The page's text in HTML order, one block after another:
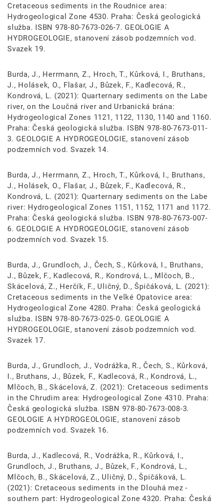
Cretaceous sediments in the Roudnice area:
Hydrogeological Zone 4530. Praha: Česká geologická
služba. ISBN 978-80-7673-026-7. GEOLOGIE A
HYDROGEOLOGIE, stanovení zásob podzemních vod.
Svazek 19.
Burda, J., Herrmann, Z., Hroch, T., Kůrková, I., Bruthans,
J., Holásek, O., Flašar, J., Bůzek, F., Kadlecová, R.,
Kondrová, L. (2021): Quarternary sediments on the Labe
river, on the Loučná river and Urbanická brána:
Hydrogeological Zones 1121, 1122, 1130, 1140 and 1160.
Praha: Česká geologická služba. ISBN 978-80-7673-011-
3. GEOLOGIE A HYDROGEOLOGIE, stanovení zásob
podzemních vod. Svazek 14.
Burda, J., Herrmann, Z., Hroch, T., Kůrková, I., Bruthans,
J., Holásek, O., Flašar, J., Bůzek, F., Kadlecová, R.,
Kondrová, L. (2021): Quarternary sediments on the Labe
river: Hydrogeological Zones 1151, 1152, 1171 and 1172.
Praha: Česká geologická služba. ISBN 978-80-7673-007-
6. GEOLOGIE A HYDROGEOLOGIE, stanovení zásob
podzemních vod. Svazek 15.
Burda, J., Grundloch, J., Čech, S., Kůrková, I., Bruthans,
J., Bůzek, F., Kadlecová, R., Kondrová, L., Mlčoch, B.,
Skácelová, Z., Herčík, F., Uličný, D., Špičáková, L. (2021):
Cretaceous sediments in the Velké Opatovice area:
Hydrogeological Zone 4280. Praha: Česká geologická
služba. ISBN 978-80-7673-025-0. GEOLOGIE A
HYDROGEOLOGIE, stanovení zásob podzemních vod.
Svazek 17.
Burda, J., Grundloch, J., Vodrážka, R., Čech, S., Kůrková,
I., Bruthans, J., Bůzek, F., Kadlecová, R., Kondrová, L.,
Mlčoch, B., Skácelová, Z. (2021): Cretaceous sediments
in the Chrudim area: Hydrogeological Zone 4310. Praha:
Česká geologická služba. ISBN 978-80-7673-008-3.
GEOLOGIE A HYDROGEOLOGIE, stanovení zásob
podzemních vod. Svazek 16.
Burda, J., Kadlecová, R., Vodrážka, R., Kůrková, I.,
Grundloch, J., Bruthans, J., Bůzek, F., Kondrová, L.,
Mlčoch, B., Skácelová, Z., Uličný, D., Špičáková, L.
(2021): Cretaceous sediments in the Dlouhá mez -
southern part: Hydrogeological Zone 4320. Praha: Česká